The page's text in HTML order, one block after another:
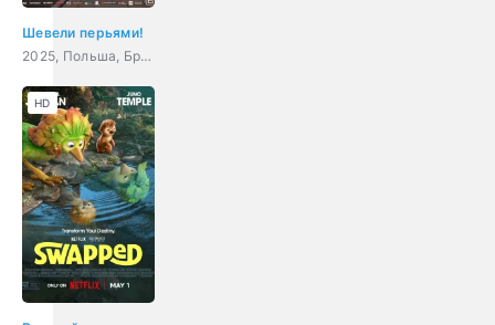
Шевели перьями!
2025, Польша, Бразилия, Гонконг, США, Великобритания, Япония, мультфильм, приключения, семейный
HD